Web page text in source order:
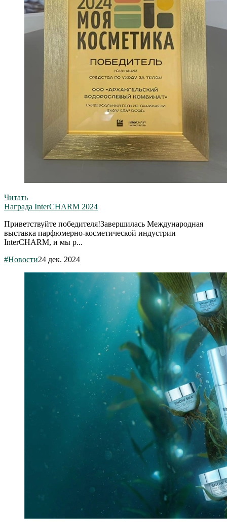
Читать
Награда InterCHARM 2024
Приветствуйте победителя!Завершилась Международная
выставка парфюмерно-косметической индустрии
InterCHARM, и мы р...
#Новости24 дек. 2024